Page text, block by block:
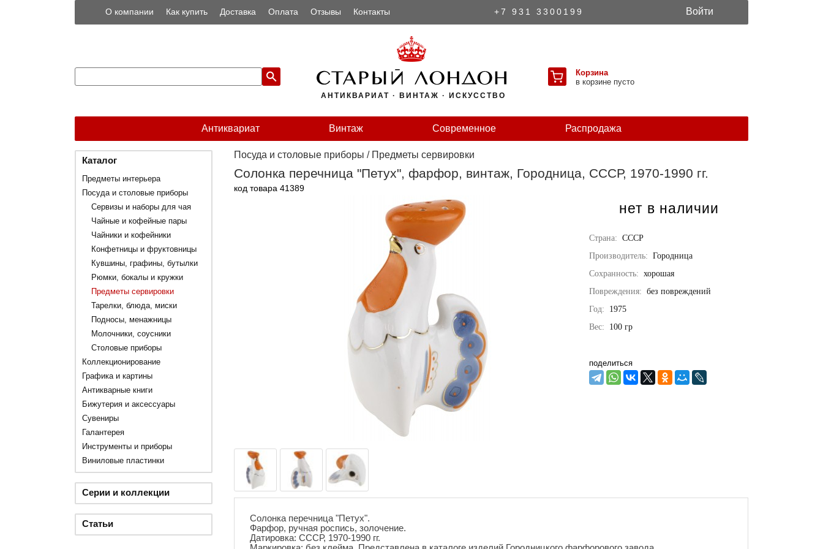
О компании Как купить Доставка Оплата Отзывы Контакты +7 931 3300199 Войти
АНТИКВАРИАТ · ВИНТАЖ · ИСКУССТВО
Корзина
в корзине пусто
Антиквариат Винтаж Современное Распродажа
Каталог
Предметы интерьера
Посуда и столовые приборы
Сервизы и наборы для чая
Чайные и кофейные пары
Чайники и кофейники
Конфетницы и фруктовницы
Кувшины, графины, бутылки
Рюмки, бокалы и кружки
Предметы сервировки
Тарелки, блюда, миски
Подносы, менажницы
Молочники, соусники
Столовые приборы
Коллекционирование
Графика и картины
Антикварные книги
Бижутерия и аксессуары
Сувениры
Галантерея
Инструменты и приборы
Виниловые пластинки
Серии и коллекции
Статьи
Посуда и столовые приборы / Предметы сервировки
Солонка перечница "Петух", фарфор, винтаж, Городница, СССР, 1970-1990 гг.
код товара 41389
нет в наличии
Страна: СССР
Производитель: Городница
Сохранность: хорошая
Повреждения: без повреждений
Год: 1975
Вес: 100 гр
поделиться
Солонка перечница "Петух".
Фарфор, ручная роспись, золочение.
Датировка: СССР, 1970-1990 гг.